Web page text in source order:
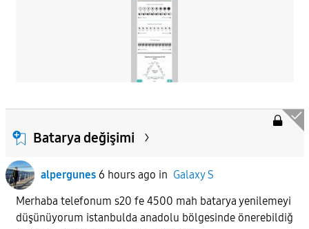
Batarya değişimi
alpergunes 6 hours ago in Galaxy S
Merhaba telefonum s20 fe 4500 mah batarya yenilemeyi
düşünüyorum istanbulda anadolu bölgesinde önerebildiğ